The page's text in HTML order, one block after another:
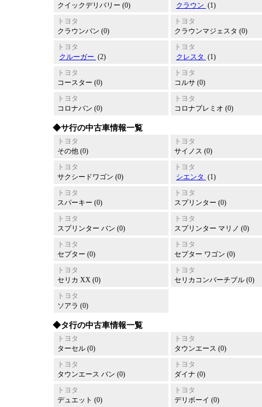
クイックデリバリー (0)
クラウン (1)
トヨタ
クラウンバン (0)
トヨタ
クラウンマジェスタ (0)
トヨタ
クルーガー (2)
トヨタ
クレスタ (1)
トヨタ
コースター (0)
トヨタ
コルサ (0)
トヨタ
コロナバン (0)
トヨタ
コロナプレミオ (0)
◆サ行の中古車情報一覧
トヨタ
その他 (0)
トヨタ
サイノス (0)
トヨタ
サクシードワゴン (0)
トヨタ
シエンタ (1)
トヨタ
スパーキー (0)
トヨタ
スプリンター (0)
トヨタ
スプリンター バン (0)
トヨタ
スプリンター マリノ (0)
トヨタ
セプター (0)
トヨタ
セプター ワゴン (0)
トヨタ
セリカ XX (0)
トヨタ
セリカコンバーチブル (0)
トヨタ
ソアラ (0)
◆タ行の中古車情報一覧
トヨタ
ターセル (0)
トヨタ
タウンエース (0)
トヨタ
タウンエース バン (0)
トヨタ
ダイナ (0)
トヨタ
デュエット (0)
トヨタ
デリボーイ (0)